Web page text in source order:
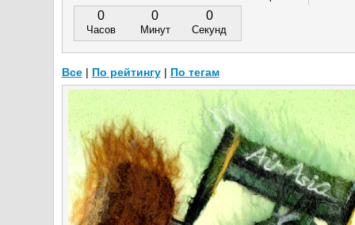
0
Часов
0
Минут
0
Секунд
Все| По рейтингу| По тегам